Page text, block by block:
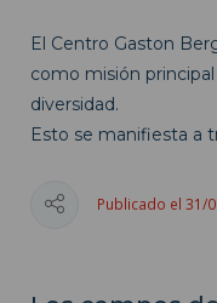
El Centro Gaston
como misión
diversidad.
Esto se manifiesta a
Publicado el 31/